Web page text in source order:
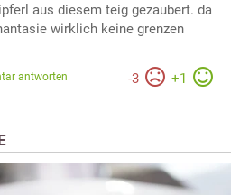
aus diesem teig gezaubert. da
wirklich keine grenzen
-3 +1
antworten